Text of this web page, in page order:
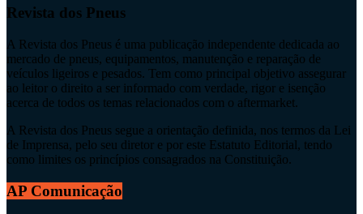
Revista dos Pneus
A Revista dos Pneus é uma publicação independente dedicada ao
mercado de pneus, equipamentos, manutenção e reparação de
veículos ligeiros e pesados. Tem como principal objetivo assegurar
ao leitor o direito a ser informado com verdade, rigor e isenção
acerca de todos os temas relacionados com o aftermarket.
A Revista dos Pneus segue a orientação definida, nos termos da Lei
de Imprensa, pelo seu diretor e por este Estatuto Editorial, tendo
como limites os princípios consagrados na Constituição.
AP Comunicação